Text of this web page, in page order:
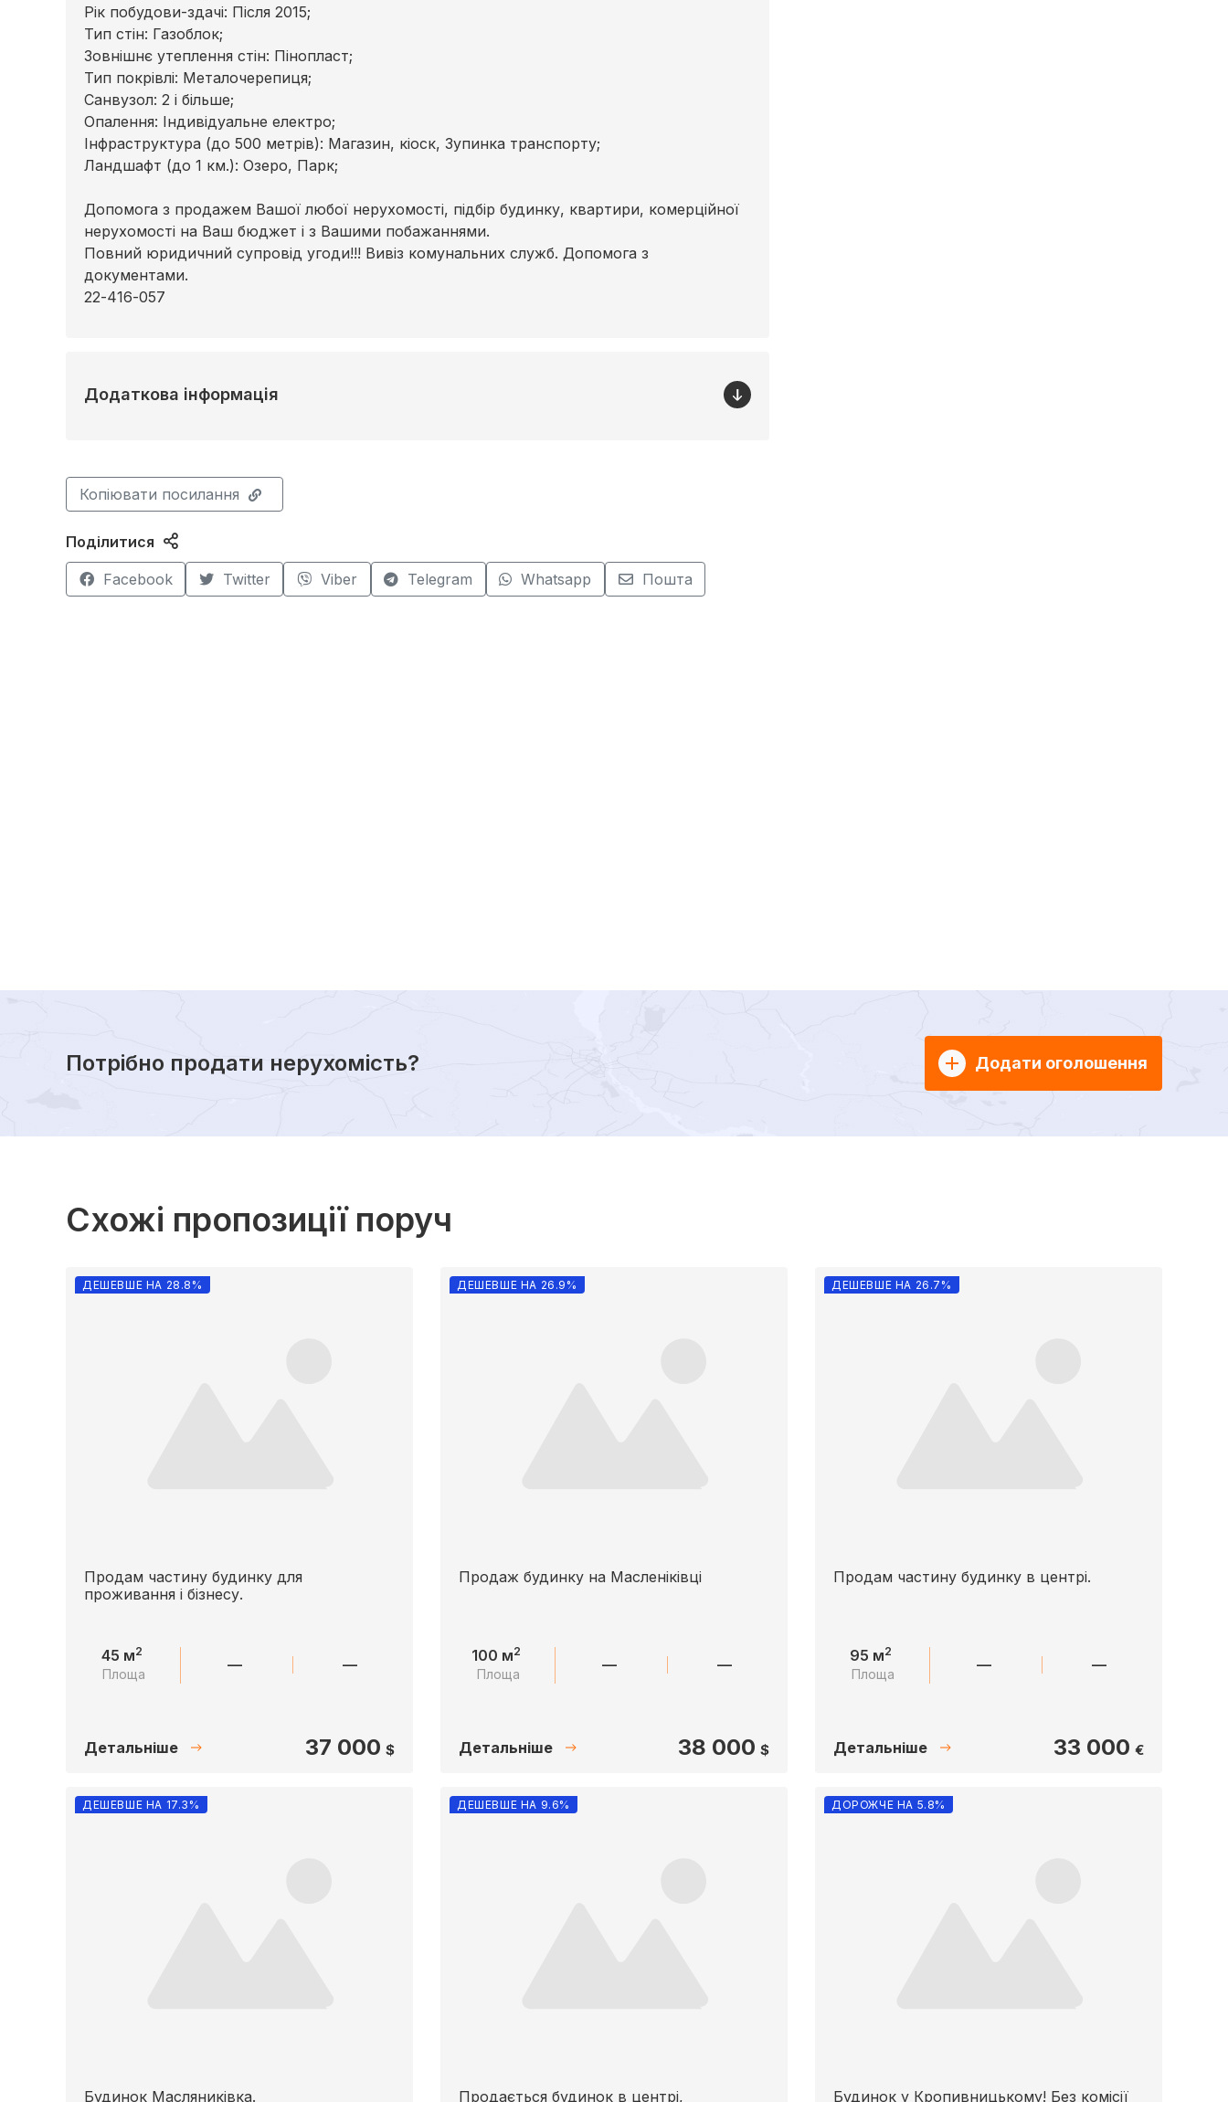
Рік побудови-здачі: Після 2015;
Тип стін: Газоблок;
Зовнішнє утеплення стін: Пінопласт;
Тип покрівлі: Металочерепиця;
Cанвузол: 2 і більше;
Опалення: Індивідуальне електро;
Інфраструктура (до 500 метрів): Магазин, кіоск, Зупинка транспорту;
Ландшафт (до 1 км.): Озеро, Парк;
Допомога з продажем Вашої любої нерухомості, підбір будинку, квартири, комерційної
нерухомості на Ваш бюджет і з Вашими побажаннями.
Повний юридичний супровід угоди!!! Вивіз комунальних служб. Допомога з
документами.
22-416-057
Додаткова інформація
Копіювати посилання
Поділитися
Facebook Twitter Viber Telegram Whatsapp Пошта
Потрібно продати нерухомість? Додати оголошення
Схожі пропозиції поруч
ДЕШЕВШЕ НА 28.8%
Продам частину будинку для
проживання і бізнесу.
45 м2
Площа — —
Детальніше 37 000 $
ДЕШЕВШЕ НА 26.9%
Продаж будинку на Масленіківці
100 м2
Площа — —
Детальніше 38 000 $
ДЕШЕВШЕ НА 26.7%
Продам частину будинку в центрі.
95 м2
Площа — —
Детальніше 33 000 €
ДЕШЕВШЕ НА 17.3%
Будинок Масляниківка.
ДЕШЕВШЕ НА 9.6%
Продається будинок в центрі,
ДОРОЖЧЕ НА 5.8%
Будинок у Кропивницькому! Без комісії